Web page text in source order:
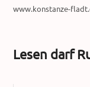
www.konstanze-
Lesen darf